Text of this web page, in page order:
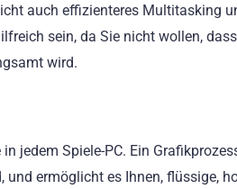
auch effizienteres Multitasking
sein, da Sie nicht wollen,
wird.
jedem Spiele-PC. Ein
ermöglicht es Ihnen, flüssige,